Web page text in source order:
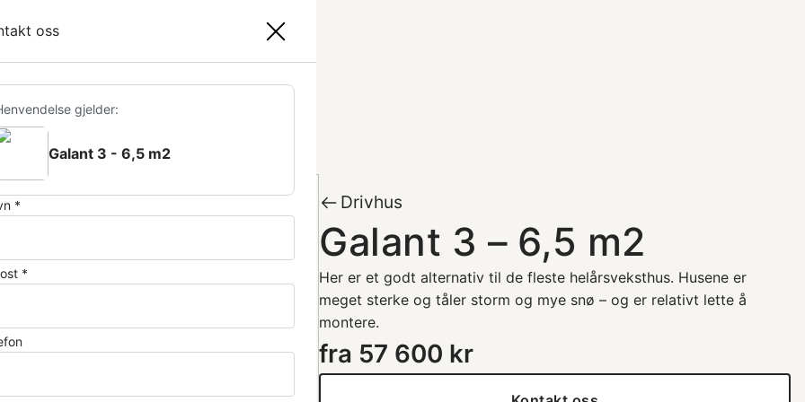
Proff Kontakt
HagevanningLysUtstyr
Drivhus
Galant 3 – 6,5 m2
Her er et godt alternativ til de fleste helårsveksthus. Husene er
meget sterke og tåler storm og mye snø – og er relativt lette å
montere.
fra 57 600 kr
oss
gjelder:
Galant 3 - 6,5 m2
*
*